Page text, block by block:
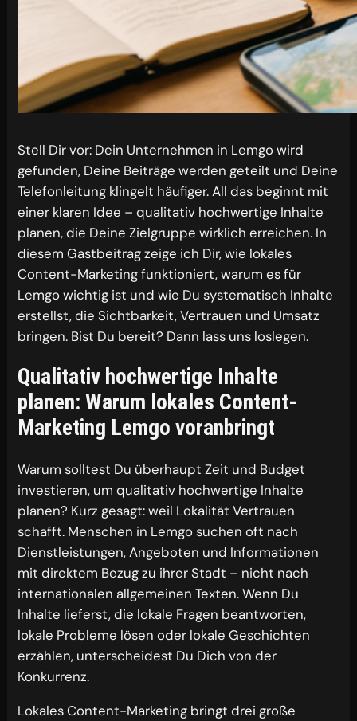
Stell Dir vor: Dein Unternehmen in Lemgo wird
gefunden, Deine Beiträge werden geteilt und Deine
Telefonleitung klingelt häufiger. All das beginnt mit
einer klaren Idee – qualitativ hochwertige Inhalte
planen, die Deine Zielgruppe wirklich erreichen. In
diesem Gastbeitrag zeige ich Dir, wie lokales
Content-Marketing funktioniert, warum es für
Lemgo wichtig ist und wie Du systematisch Inhalte
erstellst, die Sichtbarkeit, Vertrauen und Umsatz
bringen. Bist Du bereit? Dann lass uns loslegen.
Qualitativ hochwertige Inhalte
planen: Warum lokales Content-
Marketing Lemgo voranbringt
Warum solltest Du überhaupt Zeit und Budget
investieren, um qualitativ hochwertige Inhalte
planen? Kurz gesagt: weil Lokalität Vertrauen
schafft. Menschen in Lemgo suchen oft nach
Dienstleistungen, Angeboten und Informationen
mit direktem Bezug zu ihrer Stadt – nicht nach
internationalen allgemeinen Texten. Wenn Du
Inhalte lieferst, die lokale Fragen beantworten,
lokale Probleme lösen oder lokale Geschichten
erzählen, unterscheidest Du Dich von der
Konkurrenz.
Lokales Content-Marketing bringt drei große